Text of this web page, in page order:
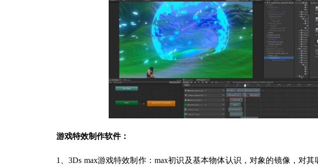
游戏特效制作软件：
1、3Ds max游戏特效制作：max初识及基本物体认识，对象的镜像，对